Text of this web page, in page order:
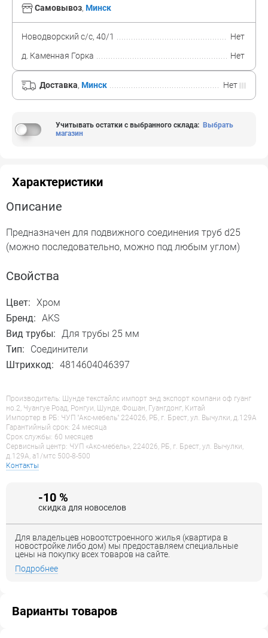
Самовывоз, Минск
Новодворский с/с, 40/1
Нет
д. Каменная Горка
Нет
Доставка, Минск Нет
Учитывать остатки с выбранного склада: Выбрать
магазин
Характеристики
Описание
Предназначен для подвижного соединения труб d25
(можно последовательно, можно под любым углом)
Свойства
Цвет: Хром
Бренд: AKS
Вид трубы: Для трубы 25 мм
Тип:
Соединители
Штрихкод: 4814604046397
Производитель: Шунде текстайлс импорт энд экспорт компани оф гуанг
но.2, Чуангуе Роад, Ронгуи, Шунде, Фошан, Гуангдонг, Китай
Импортер в РБ: ЧУП "Акс-мебель" 224026, РБ, г. Брест, ул. Вычулки, д.129А
Гарантийный срок: 24 месяца
Срок службы: 60 месяцев
Сервисный центр: ЧУП «Акс-мебель», 224026, РБ, г. Брест, ул. Вычулки,
д.129А, a1/мтс 500-8-500
Контакты
-10 %
скидка для новоселов
Для владельцев новоотстроенного жилья (квартира в
новостройке либо дом) мы предоставляем специальные
цены на покупку всех товаров на сайте.
Подробнее
Варианты товаров